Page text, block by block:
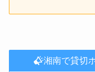
湘南で貸切